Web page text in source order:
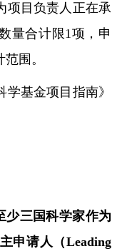
项目负责人正在承
量合计限1项，申
围。
基金项目指南》
少三国科学家作为
申请人（Leading